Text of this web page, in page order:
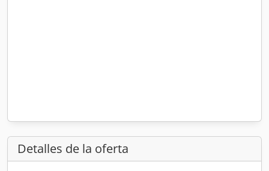
Detalles de la oferta